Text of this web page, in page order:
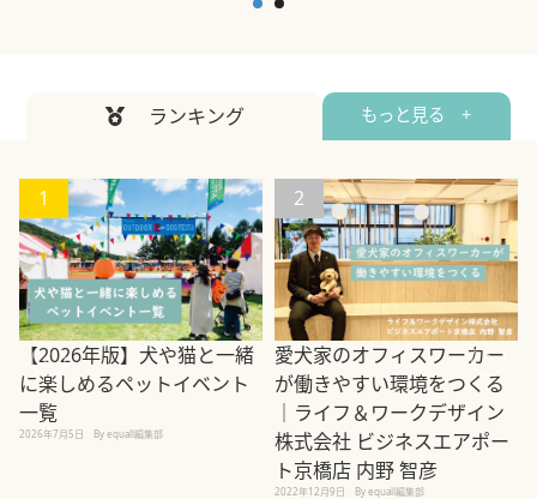
ランキング もっと見る +
1
【2026年版】犬や猫と一緒
に楽しめるペットイベント
一覧
2026年7月5日 By equall編集部
2
愛犬家のオフィスワーカー
が働きやすい環境をつくる
｜ライフ＆ワークデザイン
株式会社 ビジネスエアポー
ト京橋店 内野 智彦
2022年12月9日 By equall編集部